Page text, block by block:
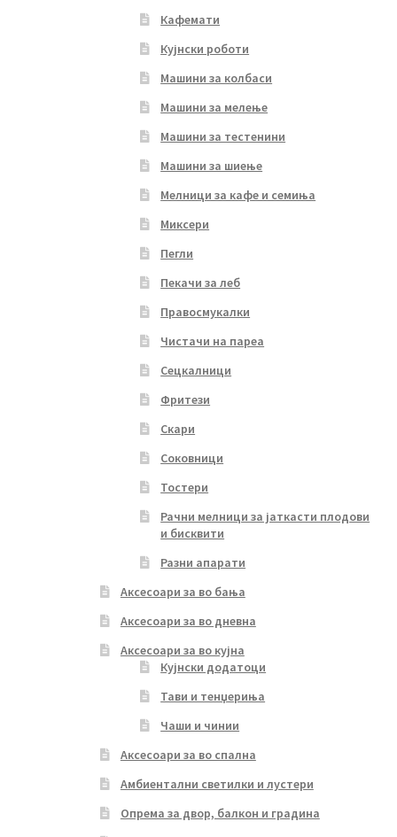
Кафемати
Кујнски роботи
Машини за колбаси
Машини за мелење
Машини за тестенини
Машини за шиење
Мелници за кафе и семиња
Миксери
Пегли
Пекачи за леб
Правосмукалки
Чистачи на пареа
Сецкалници
Фритези
Скари
Соковници
Тостери
Рачни мелници за јаткасти плодови
и бисквити
Разни апарати
Аксесоари за во бања
Аксесоари за во дневна
Аксесоари за во кујна
Кујнски додатоци
Тави и тенџериња
Чаши и чинии
Аксесоари за во спална
Амбиентални светилки и лустери
Опрема за двор, балкон и градина